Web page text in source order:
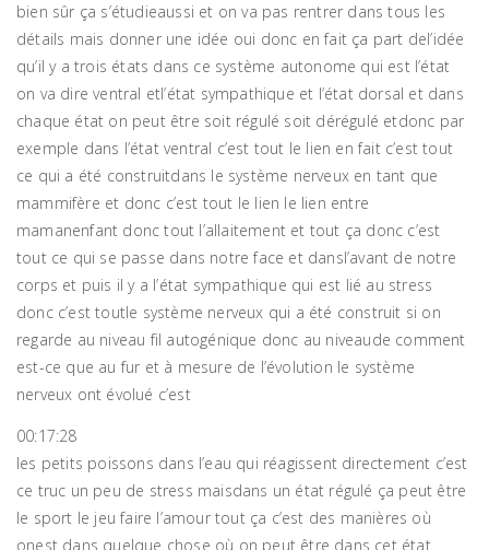
bien sûr ça s’étudieaussi et on va pas rentrer dans tous les
détails mais donner une idée oui donc en fait ça part del’idée
qu’il y a trois états dans ce système autonome qui est l’état
on va dire ventral etl’état sympathique et l’état dorsal et dans
chaque état on peut être soit régulé soit dérégulé etdonc par
exemple dans l’état ventral c’est tout le lien en fait c’est tout
ce qui a été construitdans le système nerveux en tant que
mammifère et donc c’est tout le lien le lien entre
mamanenfant donc tout l’allaitement et tout ça donc c’est
tout ce qui se passe dans notre face et dansl’avant de notre
corps et puis il y a l’état sympathique qui est lié au stress
donc c’est toutle système nerveux qui a été construit si on
regarde au niveau fil autogénique donc au niveaude comment
est-ce que au fur et à mesure de l’évolution le système
nerveux ont évolué c’est
00:17:28
les petits poissons dans l’eau qui réagissent directement c’est
ce truc un peu de stress maisdans un état régulé ça peut être
le sport le jeu faire l’amour tout ça c’est des manières où
onest dans quelque chose où on peut être dans cet état